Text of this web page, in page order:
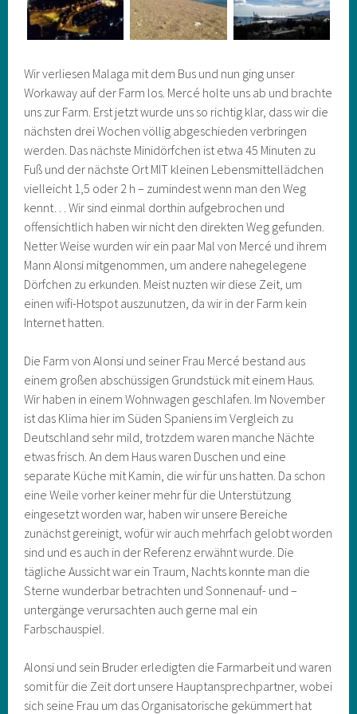
Wir verliesen Malaga mit dem Bus und nun ging unser
Workaway auf der Farm los. Mercé holte uns ab und brachte
uns zur Farm. Erst jetzt wurde uns so richtig klar, dass wir die
nächsten drei Wochen völlig abgeschieden verbringen
werden. Das nächste Minidörfchen ist etwa 45 Minuten zu
Fuß und der nächste Ort MIT kleinen Lebensmittellädchen
vielleicht 1,5 oder 2 h – zumindest wenn man den Weg
kennt… Wir sind einmal dorthin aufgebrochen und
offensichtlich haben wir nicht den direkten Weg gefunden.
Netter Weise wurden wir ein paar Mal von Mercé und ihrem
Mann Alonsi mitgenommen, um andere nahegelegene
Dörfchen zu erkunden. Meist nuzten wir diese Zeit, um
einen wifi-Hotspot auszunutzen, da wir in der Farm kein
Internet hatten.
Die Farm von Alonsi und seiner Frau Mercé bestand aus
einem großen abschüssigen Grundstück mit einem Haus.
Wir haben in einem Wohnwagen geschlafen. Im November
ist das Klima hier im Süden Spaniens im Vergleich zu
Deutschland sehr mild, trotzdem waren manche Nächte
etwas frisch. An dem Haus waren Duschen und eine
separate Küche mit Kamin, die wir für uns hatten. Da schon
eine Weile vorher keiner mehr für die Unterstützung
eingesetzt worden war, haben wir unsere Bereiche
zunächst gereinigt, wofür wir auch mehrfach gelobt worden
sind und es auch in der Referenz erwähnt wurde. Die
tägliche Aussicht war ein Traum, Nachts konnte man die
Sterne wunderbar betrachten und Sonnenauf- und –
untergänge verursachten auch gerne mal ein
Farbschauspiel.
Alonsi und sein Bruder erledigten die Farmarbeit und waren
somit für die Zeit dort unsere Hauptansprechpartner, wobei
sich seine Frau um das Organisatorische gekümmert hat